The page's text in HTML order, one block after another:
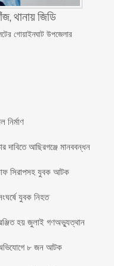
থানায় জিডি
গোয়াইনঘাট উপজেলার
নির্মাণ
দাবিতে আছিরগঞ্জে মানববন্ধন
সিরাপসহ যুবক আটক
যুবক নিহত
হয় জুলাই গণঅভ্যুত্থান
৮ জন আটক